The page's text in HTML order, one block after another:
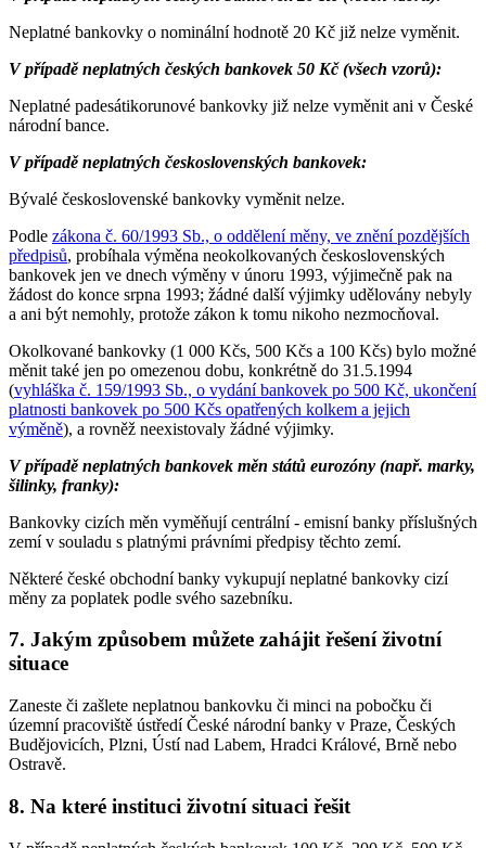
Neplatné bankovky o nominální hodnotě 20 Kč již nelze vyměnit.
V případě neplatných českých bankovek 50 Kč (všech vzorů):
Neplatné padesátikorunové bankovky již nelze vyměnit ani v České
národní bance.
V případě neplatných československých bankovek:
Bývalé československé bankovky vyměnit nelze.
Podle zákona č. 60/1993 Sb., o oddělení měny, ve znění pozdějších
předpisů, probíhala výměna neokolkovaných československých
bankovek jen ve dnech výměny v únoru 1993, výjimečně pak na
žádost do konce srpna 1993; žádné další výjimky udělovány nebyly
a ani být nemohly, protože zákon k tomu nikoho nezmocňoval.
Okolkované bankovky (1 000 Kčs, 500 Kčs a 100 Kčs) bylo možné
měnit také jen po omezenou dobu, konkrétně do 31.5.1994
(vyhláška č. 159/1993 Sb., o vydání bankovek po 500 Kč, ukončení
platnosti bankovek po 500 Kčs opatřených kolkem a jejich
výměně), a rovněž neexistovaly žádné výjimky.
V případě neplatných bankovek měn států eurozóny (např. marky,
šilinky, franky):
Bankovky cizích měn vyměňují centrální - emisní banky příslušných
zemí v souladu s platnými právními předpisy těchto zemí.
Některé české obchodní banky vykupují neplatné bankovky cizí
měny za poplatek podle svého sazebníku.
7. Jakým způsobem můžete zahájit řešení životní
situace
Zaneste či zašlete neplatnou bankovku či minci na pobočku či
územní pracoviště ústředí České národní banky v Praze, Českých
Budějovicích, Plzni, Ústí nad Labem, Hradci Králové, Brně nebo
Ostravě.
8. Na které instituci životní situaci řešit